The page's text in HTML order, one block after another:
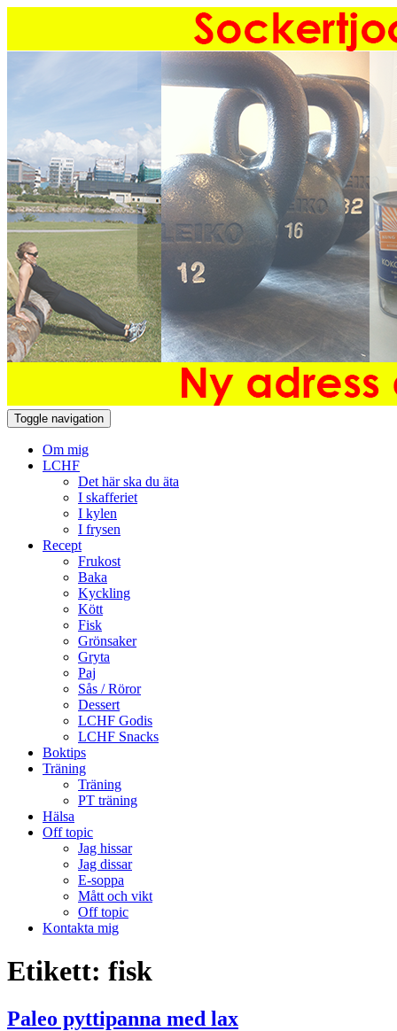
Toggle navigation
Om mig
LCHF
Det här ska du äta
I skafferiet
I kylen
I frysen
Recept
Frukost
Baka
Kyckling
Kött
Fisk
Grönsaker
Gryta
Paj
Sås / Röror
Dessert
LCHF Godis
LCHF Snacks
Boktips
Träning
Träning
PT träning
Hälsa
Off topic
Jag hissar
Jag dissar
E-soppa
Mått och vikt
Off topic
Kontakta mig
Etikett: fisk
Paleo pyttipanna med lax